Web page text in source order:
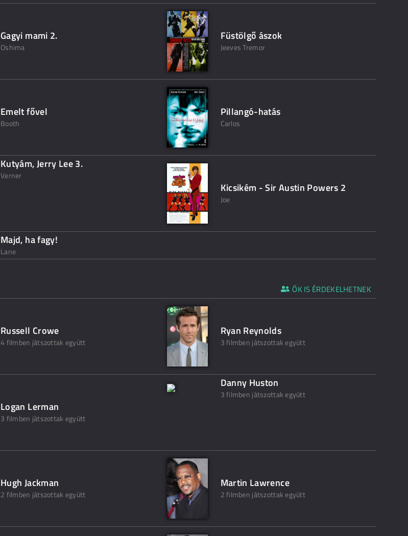
Gagyi mami 2.
Oshima
Füstölgő ászok
Jeeves Tremor
Emelt fővel
Booth
Pillangó-hatás
Carlos
Kutyám, Jerry Lee 3.
Verner
Kicsikém - Sir Austin Powers 2
Joe
Majd, ha fagy!
Lane
ŐK IS ÉRDEKELHETNEK
Russell Crowe
4 filmben játszottak együtt
Ryan Reynolds
3 filmben játszottak együtt
Logan Lerman
3 filmben játszottak együtt
Danny Huston
3 filmben játszottak együtt
Hugh Jackman
2 filmben játszottak együtt
Martin Lawrence
2 filmben játszottak együtt